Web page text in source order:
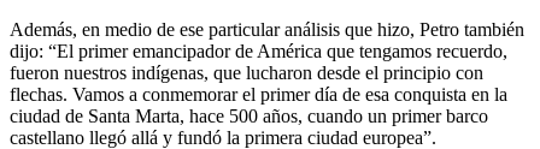
Además, en medio de ese particular análisis que hizo, Petro también
dijo: “El primer emancipador de América que tengamos recuerdo,
fueron nuestros indígenas, que lucharon desde el principio con
flechas. Vamos a conmemorar el primer día de esa conquista en la
ciudad de Santa Marta, hace 500 años, cuando un primer barco
castellano llegó allá y fundó la primera ciudad europea”.